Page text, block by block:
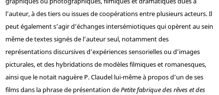
l’auteur, à des tiers ou issues de coopérations entre plusieurs acteurs. Il
peut également s’agir d’échanges intersémiotiques qui opèrent au sein
même de textes signés de l’auteur seul, notamment des
représentations discursives d’expériences sensorielles ou d’images
picturales, et des hybridations de modèles filmiques et romanesques,
ainsi que le notait naguère P. Claudel lui-même à propos d’un de ses
films dans la phrase de présentation dePetite fabrique des rêves et des